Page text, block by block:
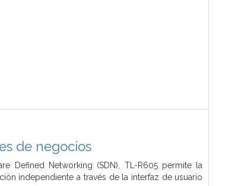
de negocios
Defined Networking (SDN), TL-R605 permite la
independiente a través de la interfaz de usuario